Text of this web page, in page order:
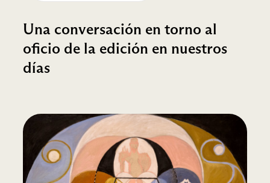
Una conversación en torno al
oficio de la edición en nuestros
días